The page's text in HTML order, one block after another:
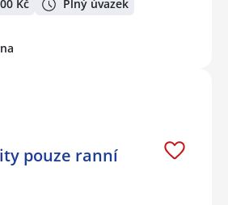
Kč Plný úvazek
pouze ranní